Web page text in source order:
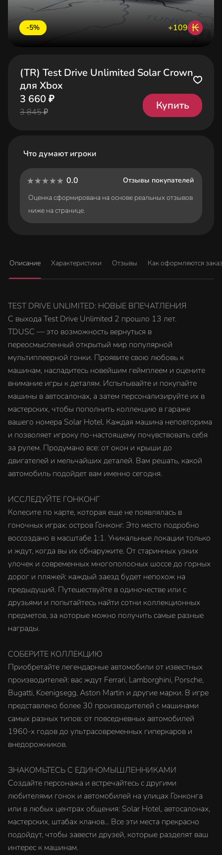
-5% +109 ₭
(TR) Test Drive Unlimited Solar Crown
для Xbox
3 660 ₽
3 845 ₽
Купить
Что думают игроки
0.0
Отзывы покупателей
Оценка сформирована на основе реальных отзывов
ниже на странице.
Описание Характеристики Отзывы Как оформляются
TEST DRIVE UNLIMITED: НОВЫЕ ВПЕЧАТЛЕНИЯ
С выхода Test Drive Unlimited 2 прошло 13 лет.
TDUSC — это возможность вернуться в
переосмысленный открытый мир популярной
мультиплеерной гонки. Проявите свою любовь к
машинам, насладитесь новейшим геймплеем и оцените
внимание игры к деталям. Испытывайте и покупайте
машины в автосалонах, а затем персонализируйте их в
мастерских, чтобы пополнить коллекцию в гараже
вашего номера Solar Hotel. Каждая машина неповторима
и позволяет игроку по-настоящему почувствовать себя
за рулем. Продумано все: от окон и крыши до
двигателей и мельчайших деталей. Вам решать, какой
автомобиль подойдет вам именно сегодня.
ИССЛЕДУЙТЕ ГОНКОНГ
Колесите по карте, которая еще не появлялась в
гоночных играх: остров Гонконг. Это место подробно
воссоздано в масштабе 1:1. Уникальные локации только
и ждут, когда вы их обнаружите. От старинных узких
улочек и современных многополосных шоссе до горных
дорог и пляжей: каждый заезд будет непохож на
предыдущий. Путешествуйте в одиночестве или с
друзьями и попытайтесь найти сотни коллекционных
предметов, за которые можно получить самые разные
награды.
СОБЕРИТЕ КОЛЛЕКЦИЮ
Приобретайте легендарные автомобили от известных
производителей: вас ждут Ferrari, Lamborghini, Porsche,
Bugatti, Koenigsegg, Aston Martin и другие марки. В игре
представлено более 30 производителей с машинами
самых разных типов: от повседневных автомобилей
1960-х годов до ультрасовременных гиперкаров и
внедорожников.
ЗНАКОМЬТЕСЬ С ЕДИНОМЫШЛЕННИКАМИ
Создайте персонажа и встречайтесь с другими
любителями гонок и автомобилей на улицах Гонконга
или в любых центрах общения: Solar Hotel, автосалонах,
мастерских, штабах кланов... Все эти места прекрасно
подойдут, чтобы завести друзей, которые разделят ваш
интерес к машинам.